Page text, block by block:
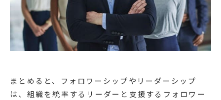
まとめると、フォロワーシップやリーダーシップ
は、組織を統率するリーダーと支援するフォロワー